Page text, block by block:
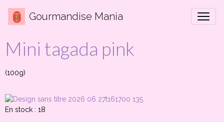
Gourmandise Mania
Mini tagada pink
(100g)
En stock : 18